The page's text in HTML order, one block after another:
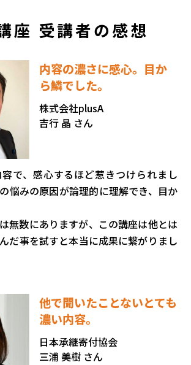
座 受講者の感想
内容の濃さに感心。目か
ら鱗でした。
株式会社plusA
吉行 晶 さん
で、感心するほど惹きつけられまし
悩みの原因が論理的に理解でき、目か
無数にありますが、この講座は他とは
だ事を試すと本当に成果に繋がりまし
他で聞いたことないとても
濃い内容。
日本承継寄付協会
三浦 美樹 さん